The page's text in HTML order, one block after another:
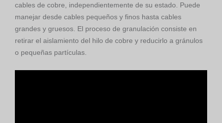
cables de cobre, independientemente de su estado. Puede
manejar desde cables pequeños y finos hasta cables
grandes y gruesos. El proceso de granulación consiste en
retirar el aislamiento del hilo de cobre y reducirlo a gránulos
o pequeñas partículas.